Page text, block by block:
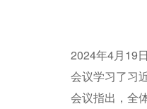
2024年4月19
会议学习了习
会议指出，全